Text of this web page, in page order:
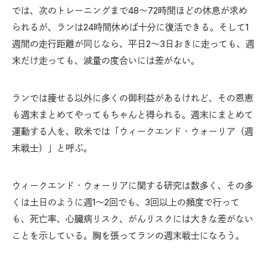
では、次のトレーニングまで48〜72時間ほどの休息が求め
られるが、ランは24時間休めば十分に復活できる。そして1
週間の走行距離が同じなら、平日2〜3日おきに走っても、週
末だけ走っても、減量の度合いには差がない。
ランでは痩せる以外に多くの御利益があるけれど、その恩恵
も週末まとめてやってもちゃんと得られる。週末にまとめて
運動する人を、欧米では「ウィークエンド・ウォーリア（週
末戦士）」と呼ぶ。
ウィークエンド・ウォーリアに関する研究は数多く、その多
くは土日のように週1〜2回でも、3回以上の頻度で行って
も、死亡率、心臓病リスク、がんリスクには大きな差がない
ことを示している。胸を張ってランの週末戦士になろう。